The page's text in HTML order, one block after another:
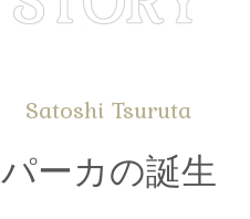
Satoshi Tsuruta
パーカの誕生